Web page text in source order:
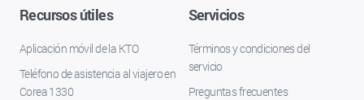
Recursos útiles
Aplicación móvil de la KTO
Teléfono de asistencia al viajero en
Corea 1330
Servicios
Términos y condiciones del
servicio
Preguntas frecuentes